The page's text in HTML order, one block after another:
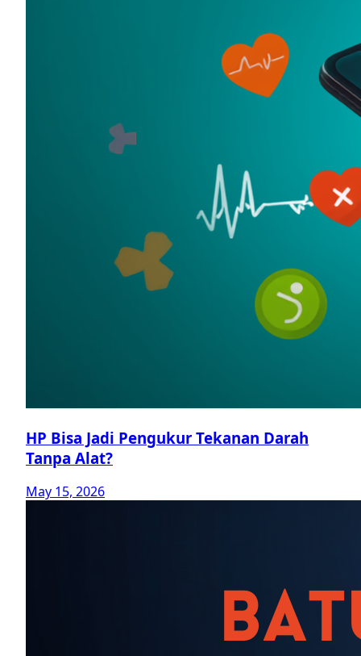
HP Bisa Jadi Pengukur Tekanan Darah
Tanpa Alat?
May 15, 2026